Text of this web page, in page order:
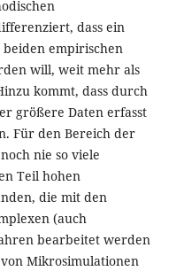
dass ein
beiden empirischen
will, weit mehr als
kommt, dass durch
größere Daten erfasst
Für den Bereich der
nie so viele
Teil hohen
die mit den
(auch
bearbeitet werden
Mikrosimulationen